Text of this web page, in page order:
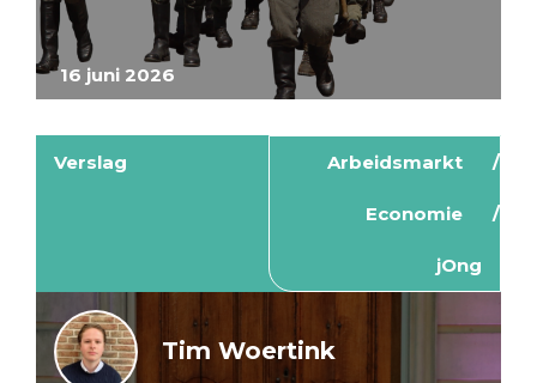
16 juni 2026
Verslag Arbeidsmarkt
Economie
jOng
Tim Woertink